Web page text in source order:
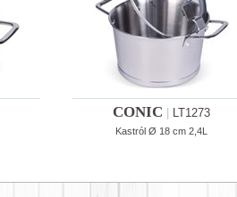
CONIC LT1273
Kastról Ø 18 cm 2,4L